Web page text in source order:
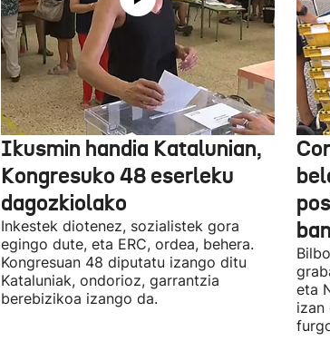
Ikusmin handia Katalunian,
Kongresuko 48 eserleku
dagozkiolako
Inkestek diotenez, sozialistek gora
egingo dute, eta ERC, ordea, behera.
Kongresuan 48 diputatu izango ditu
Kataluniak, ondorioz, garrantzia
berebizikoa izango da.
eta
izan